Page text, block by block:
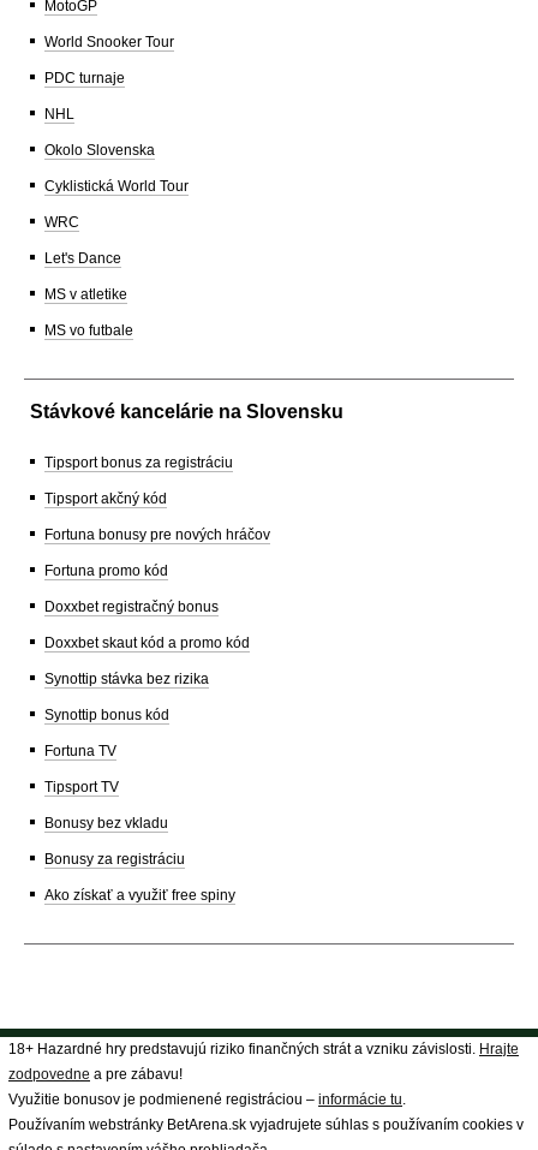
MotoGP
World Snooker Tour
PDC turnaje
NHL
Okolo Slovenska
Cyklistická World Tour
WRC
Let's Dance
MS v atletike
MS vo futbale
Stávkové kancelárie na Slovensku
Tipsport bonus za registráciu
Tipsport akčný kód
Fortuna bonusy pre nových hráčov
Fortuna promo kód
Doxxbet registračný bonus
Doxxbet skaut kód a promo kód
Synottip stávka bez rizika
Synottip bonus kód
Fortuna TV
Tipsport TV
Bonusy bez vkladu
Bonusy za registráciu
Ako získať a využiť free spiny
18+ Hazardné hry predstavujú riziko finančných strát a vzniku závislosti. Hrajte
zodpovedne a pre zábavu!
Využitie bonusov je podmienené registráciou – informácie tu.
Používaním webstránky BetArena.sk vyjadrujete súhlas s používaním cookies v